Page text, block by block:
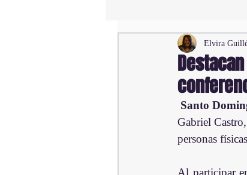
Elvira
Santo
Gabriel
personas
Al participar